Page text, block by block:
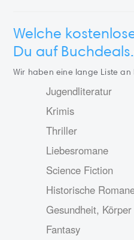
Welche
Du auf
Wir haben eine lange Liste
Jugendliteratur
Krimis
Thriller
Liebesromane
Science Fiction
Historische
Gesundheit,
Fantasy